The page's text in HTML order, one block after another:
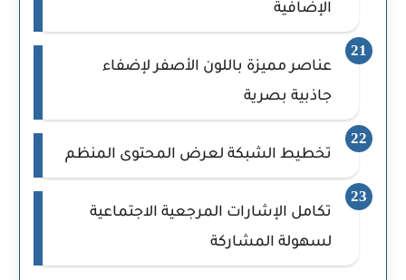
الإضافية
عناصر مميزة باللون الأصفر لإضفاء
جاذبية بصرية
تخطيط الشبكة لعرض المحتوى المنظم
تكامل الإشارات المرجعية الاجتماعية
لسهولة المشاركة